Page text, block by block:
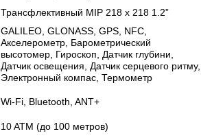
Трансфлективный MIP 218 x 218 1.2”
GALILEO GLONASS GPS NFC
Акселерометр Барометрический
высотомер Гироскоп Датчик глубини
Датчик освещения
Датчик серцевого ритму,
Электронный компас Термометр
Wi-Fi Bluetooth ANT+
10 ATM (до 100 метров)